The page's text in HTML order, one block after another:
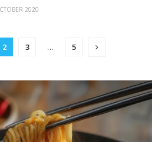
2020
2 3 … 5